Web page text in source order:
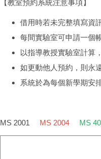
【教室預約系統注意事項】
借用時若未完整填寫資
每間實驗室可申請一個
以指導教授實驗室計算
如更動他人預約，則永
系統於為每個新學期安
MS 2001 MS 2004 MS